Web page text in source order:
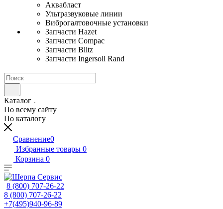
Аквабласт
Ультразвуковые линии
Виброгалтовочные установки
Запчасти Hazet
Запчасти Compac
Запчасти Blitz
Запчасти Ingersoll Rand
Каталог
По всему сайту
По каталогу
Сравнение0
Избранные товары 0
Корзина 0
8 (800) 707-26-22
8 (800) 707-26-22
+7(495)940-96-89